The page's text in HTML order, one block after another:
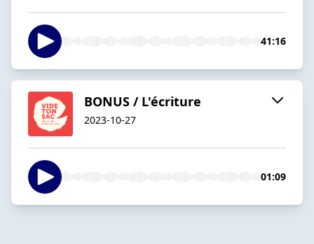
41:16
BONUS / L'écriture
2023-10-27
01:09